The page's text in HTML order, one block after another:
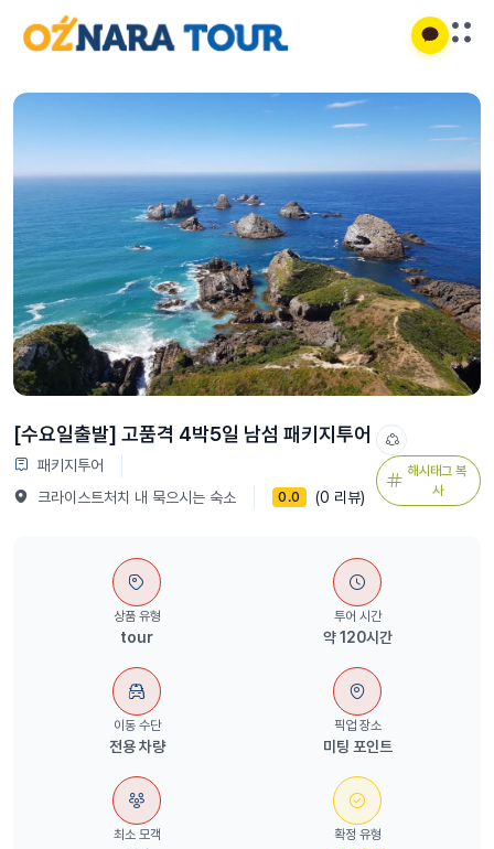
[수요일출발] 고품격 4박5일 남섬 패키지투어
패키지투어
크라이스트처치 내 묵으시는 숙소
0.0 (0 리뷰)
해시태그 복
사
상품 유형
tour
투어 시간
약 120시간
이동 수단
전용 차량
픽업 장소
미팅 포인트
최소 모객 확정 유형